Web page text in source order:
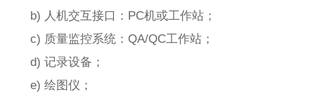
b) 人机交互接口：PC机或工作站；
c) 质量监控系统：QA/QC工作站；
d) 记录设备；
e) 绘图仪；